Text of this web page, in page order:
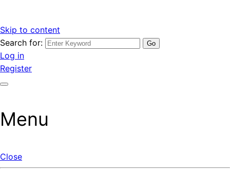
Skip to content
รับจ้างโพสต์ขายบ้านราคาถูก รับโพสต์ลงเว็บขายบ้าน ที่ดิน อสัง
หา โพสต์คุณภาพ ราคาคุ้มค่า แตกต่างกว่า
เว็บไซต์ รับจ้างโพสต์ขายบ้านราคาถูก อสังหา ทีดิน โพสต์ลงเว็บ
ขายบ้าน รับโพสต์ที่ดิน อสังหา เน้นผลงาน รับรองคุณภาพ ติดกู
เกิ้ลหน้าแรกทุกโพสต์ได้จริง ที่เดียวในไทย
Search for:
Log in
Register
Menu
Close